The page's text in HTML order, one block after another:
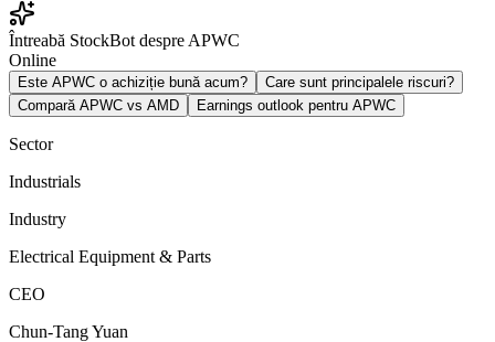
Întreabă StockBot despre APWC
Online
Este APWC o achiziție bună acum?
Care sunt principalele riscuri?
Compară APWC vs AMD
Earnings outlook pentru APWC
Sector
Industrials
Industry
Electrical Equipment & Parts
CEO
Chun-Tang Yuan